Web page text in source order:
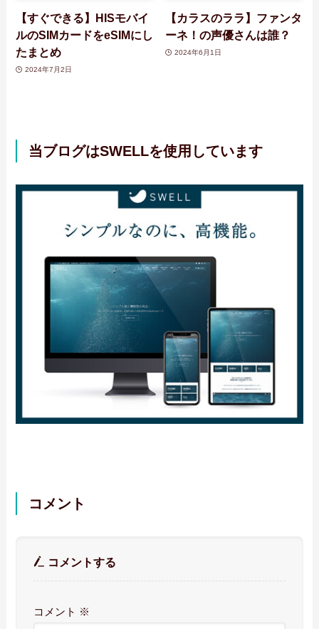
【すぐできる】HISモバイ
ルのSIMカードをeSIMにし
たまとめ
2024年7月2日
【カラスのララ】ファンタ
ーネ！の声優さんは誰？
2024年6月1日
当ブログはSWELLを使用しています
コメント
コメントする
コメント ※